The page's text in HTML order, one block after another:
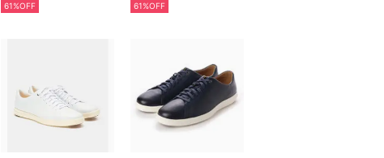
61%OFF 61%OFF